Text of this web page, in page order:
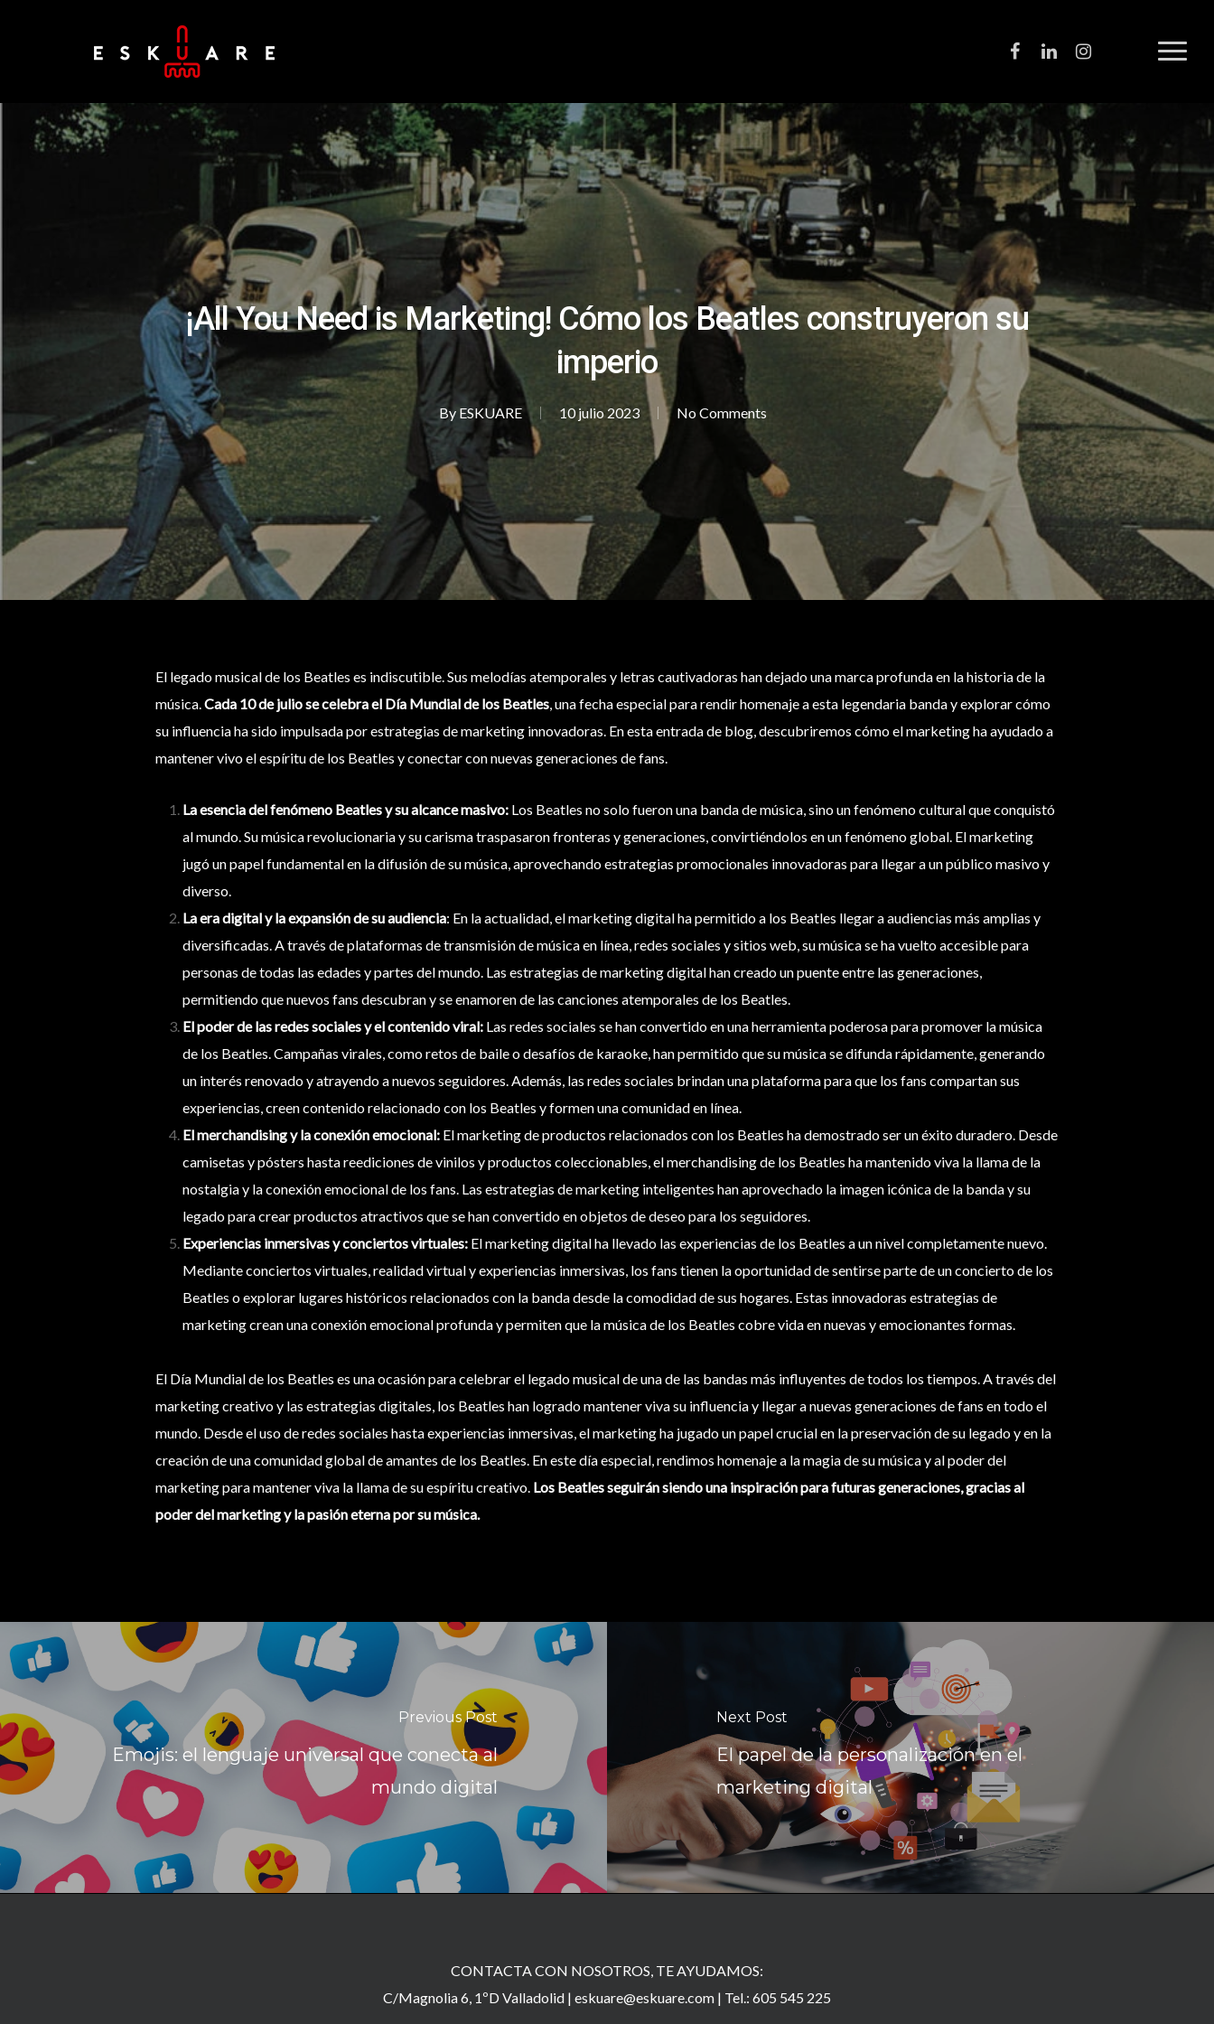
¡All You Need is Marketing! Cómo los Beatles construyeron su
imperio
By ESKUARE 10 julio 2023 No Comments
El legado musical de los Beatles es indiscutible. Sus melodías atemporales y letras cautivadoras han dejado una marca profunda en la historia de la
música.Cada 10 de julio se celebra el Día Mundial de los Beatles, una fecha especial para rendir homenaje a esta legendaria banda y explorar cómo
su influencia ha sido impulsada por estrategias de marketing innovadoras. En esta entrada de blog, descubriremos cómo el marketing ha ayudado a
mantener vivo el espíritu de los Beatles y conectar con nuevas generaciones de fans.
La esencia del fenómeno Beatles y su alcance masivo: Los Beatles no solo fueron una banda de música, sino un fenómeno cultural que conquistó
al mundo. Su música revolucionaria y su carisma traspasaron fronteras y generaciones, convirtiéndolos en un fenómeno global. El marketing
jugó un papel fundamental en la difusión de su música, aprovechando estrategias promocionales innovadoras para llegar a un público masivo y
diverso.
La era digital y la expansión de su audiencia: En la actualidad, el marketing digital ha permitido a los Beatles llegar a audiencias más amplias y
diversificadas. A través de plataformas de transmisión de música en línea, redes sociales y sitios web, su música se ha vuelto accesible para
personas de todas las edades y partes del mundo. Las estrategias de marketing digital han creado un puente entre las generaciones,
permitiendo que nuevos fans descubran y se enamoren de las canciones atemporales de los Beatles.
El poder de las redes sociales y el contenido viral: Las redes sociales se han convertido en una herramienta poderosa para promover la música
de los Beatles. Campañas virales, como retos de baile o desafíos de karaoke, han permitido que su música se difunda rápidamente, generando
un interés renovado y atrayendo a nuevos seguidores. Además, las redes sociales brindan una plataforma para que los fans compartan sus
experiencias, creen contenido relacionado con los Beatles y formen una comunidad en línea.
El merchandising y la conexión emocional: El marketing de productos relacionados con los Beatles ha demostrado ser un éxito duradero. Desde
camisetas y pósters hasta reediciones de vinilos y productos coleccionables, el merchandising de los Beatles ha mantenido viva la llama de la
nostalgia y la conexión emocional de los fans. Las estrategias de marketing inteligentes han aprovechado la imagen icónica de la banda y su
legado para crear productos atractivos que se han convertido en objetos de deseo para los seguidores.
Experiencias inmersivas y conciertos virtuales: El marketing digital ha llevado las experiencias de los Beatles a un nivel completamente nuevo.
Mediante conciertos virtuales, realidad virtual y experiencias inmersivas, los fans tienen la oportunidad de sentirse parte de un concierto de los
Beatles o explorar lugares históricos relacionados con la banda desde la comodidad de sus hogares. Estas innovadoras estrategias de
marketing crean una conexión emocional profunda y permiten que la música de los Beatles cobre vida en nuevas y emocionantes formas.
El Día Mundial de los Beatles es una ocasión para celebrar el legado musical de una de las bandas más influyentes de todos los tiempos. A través del
marketing creativo y las estrategias digitales, los Beatles han logrado mantener viva su influencia y llegar a nuevas generaciones de fans en todo el
mundo. Desde el uso de redes sociales hasta experiencias inmersivas, el marketing ha jugado un papel crucial en la preservación de su legado y en la
creación de una comunidad global de amantes de los Beatles. En este día especial, rendimos homenaje a la magia de su música y al poder del
marketing para mantener viva la llama de su espíritu creativo. Los Beatles seguirán siendo una inspiración para futuras generaciones, gracias al
poder del marketing y la pasión eterna por su música.
Previous Post
Emojis: el lenguaje universal que conecta al
mundo digital
Next Post
El papel de la personalización en el
marketing digital
CONTACTA CON NOSOTROS, TE AYUDAMOS:
C/Magnolia 6, 1ºD Valladolid | eskuare@eskuare.com | Tel.: 605 545 225